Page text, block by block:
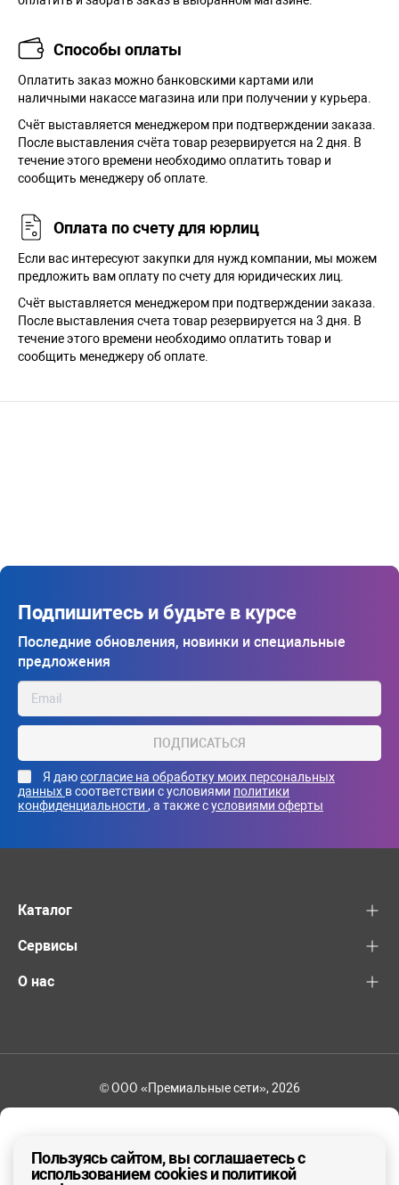
Способы оплаты
Оплатить заказ можно банковскими картами или
наличными накассе магазина или при получении у курьера.
Cчёт выставляется менеджером при подтверждении заказа.
После выставления счёта товар резервируется на 2 дня. В
течение этого времени необходимо оплатить товар и
сообщить менеджеру об оплате.
Оплата по счету для юрлиц
Если вас интересуют закупки для нужд компании, мы можем
предложить вам оплату по счету для юридических лиц.
Счёт выставляется менеджером при подтверждении заказа.
После выставления счета товар резервируется на 3 дня. В
течение этого времени необходимо оплатить товар и
сообщить менеджеру об оплате.
Подпишитесь и будьте в курсе
Последние обновления, новинки и специальные
предложения
ПОДПИСАТЬСЯ
Я даюсогласие на обработку моих персональных
данных в соответствии с условиями политики
конфиденциальности , а также сусловиями оферты
Каталог
Сервисы
О нас
© ООО «Премиальные сети», 2026
Пользуясь сайтом, вы соглашаетесь с
использованием cookies и политикой